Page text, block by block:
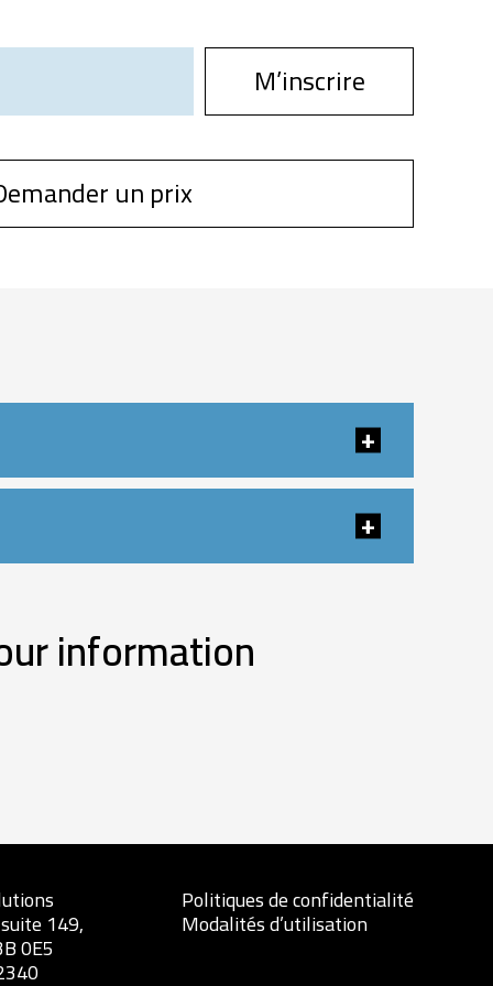
M’inscrire
un prix
information
149,
0E5
Politiques de confidentialité
Modalités d’utilisation